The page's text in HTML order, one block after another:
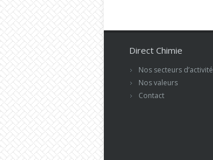
Direct Chimie
Nos secteurs d’activité
Nos valeurs
Contact